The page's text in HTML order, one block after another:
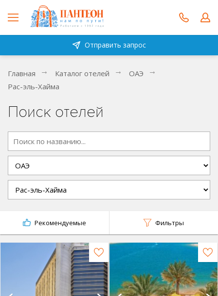
Отправить запрос
Главная Каталог отелей
ОАЭ
Рас-эль-Хайма
Поиск отелей
Рекомендуемые Фильтры